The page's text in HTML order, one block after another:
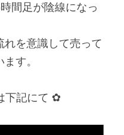
間足が陰線になっ
を意識して売って
す。
下記にて ✿